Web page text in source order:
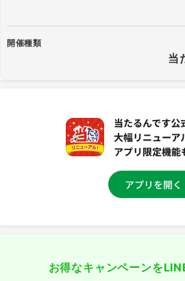
開催種類
当
お得なキャンペーンを